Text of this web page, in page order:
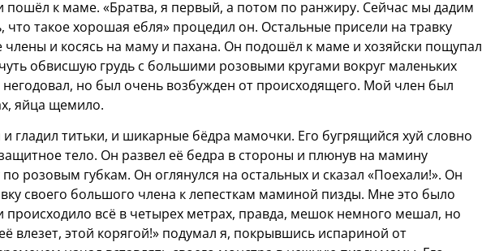
пошёл к маме. «Братва, я первый, а потом по ранжиру. Сейчас мы дадим
что такое хорошая ебля» процедил он. Остальные присели на травку
и косясь на маму и пахана. Он подошёл к маме и хозяйски пощупал
обвисшую грудь с большими розовыми кругами вокруг маленьких
негодовал, но был очень возбужден от происходящего. Мой член был
яйца щемило.
гладил титьки, и шикарные бёдра мамочки. Его бугрящийся хуй словно
тело. Он развел её бедра в стороны и плюнув на мамину
розовым губкам. Он оглянулся на остальных и сказал «Поехали!». Он
своего большого члена к лепесткам маминой пизды. Мне это было
происходило всё в четырех метрах, правда, мешок немного мешал, но
влезет, этой корягой!» подумал я, покрывшись испариной от